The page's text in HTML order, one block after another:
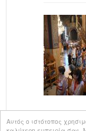
Αυτός ο ιστότοπος